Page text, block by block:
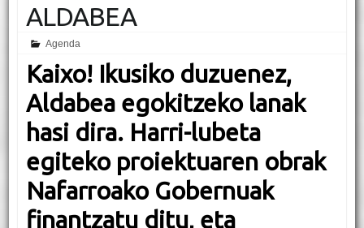
ALDABEA
Agenda
Kaixo! Ikusiko duzuenez,
Aldabea egokitzeko lanak
hasi dira. Harri-lubeta
egiteko proiektuaren obrak
Nafarroako Gobernuak
finantzatu ditu, eta